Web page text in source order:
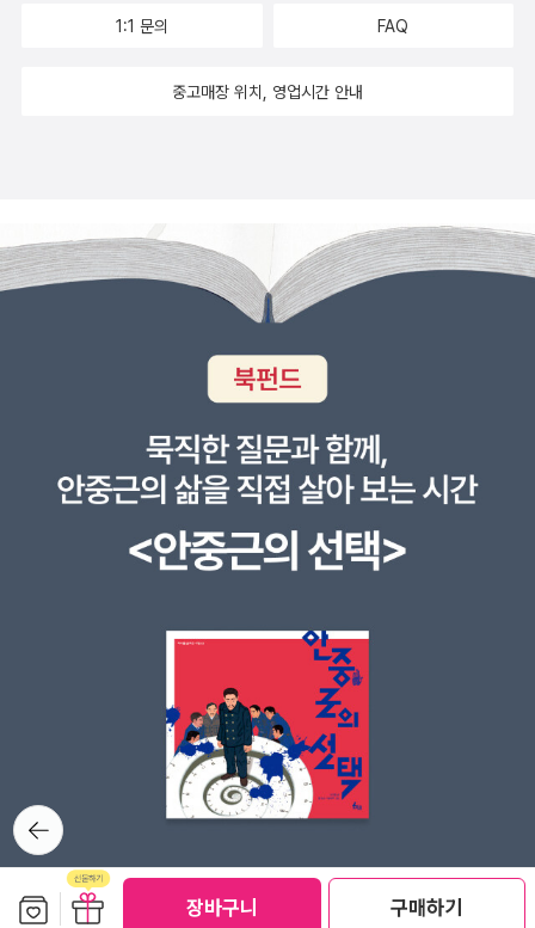
장바구니 구매하기
스도인의 삶에 접목시키기 위해 애쓰는 목회자 - 선교단체나 기독교
야애가를 통해 절망에서 소망으로, 영적 순례를 떠나기 원하는 독자
뒤로가
기
1:1 문의 FAQ
중고매장 위치, 영업시간 안내